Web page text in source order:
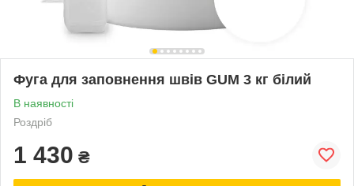
Фуга для заповнення швів GUM 3 кг білий
В наявності
Роздріб
1 430 ₴